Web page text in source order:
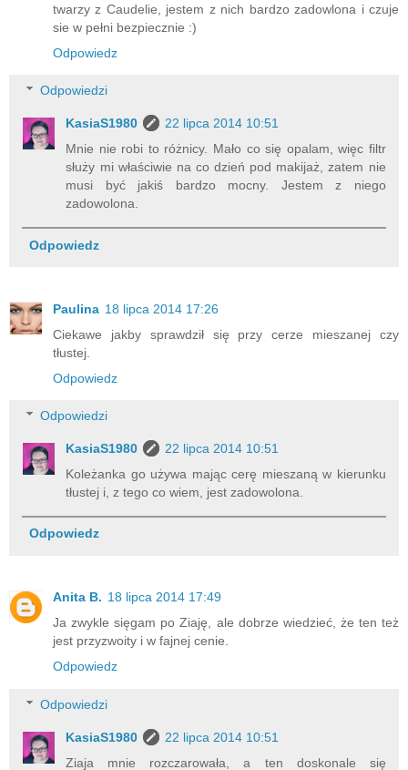
twarzy z Caudelie, jestem z nich bardzo zadowlona i czuje
sie w pełni bezpiecznie :)
Odpowiedz
Odpowiedzi
KasiaS1980
22 lipca 2014 10:51
Mnie nie robi to różnicy. Mało co się opalam, więc filtr
służy mi właściwie na co dzień pod makijaż, zatem nie
musi być jakiś bardzo mocny. Jestem z niego
zadowolona.
Odpowiedz
Paulina 18 lipca 2014 17:26
Ciekawe jakby sprawdził się przy cerze mieszanej czy
tłustej.
Odpowiedz
Odpowiedzi
KasiaS1980
22 lipca 2014 10:51
Koleżanka go używa mając cerę mieszaną w kierunku
tłustej i, z tego co wiem, jest zadowolona.
Odpowiedz
Anita B. 18 lipca 2014 17:49
Ja zwykle sięgam po Ziaję, ale dobrze wiedzieć, że ten też
jest przyzwoity i w fajnej cenie.
Odpowiedz
Odpowiedzi
KasiaS1980
22 lipca 2014 10:51
Ziaja mnie rozczarowała, a ten doskonale się